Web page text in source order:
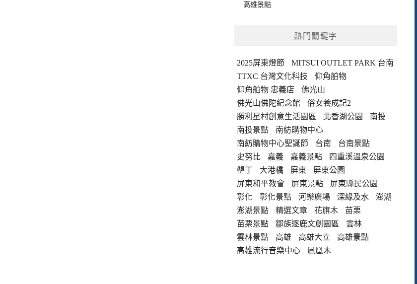
高雄景點
熱門關鍵字
2025屏東燈節
MITSUI OUTLET PARK 台南
TTXC 台灣文化科技
仰角舶物
仰角舶物 忠義店
佛光山
佛光山佛陀紀念館
俗女養成記2
勝利星村創意生活園區
北香湖公園
南投
南投景點
南紡購物中心
南紡購物中心聖誕節
台南
台南景點
史努比
嘉義 嘉義景點
四重溪溫泉公園
墾丁
大港橋 屏東
屏東公園
屏東和平教會
屏東景點
屏東縣民公園
彰化
彰化景點 河樂廣場 深緣及水
澎湖
澎湖景點
精選文章 花旗木
苗栗
苗栗景點
鄒族逐鹿文創園區
雲林
雲林景點
高雄 高雄大立
高雄景點
高雄流行音樂中心
鳳凰木